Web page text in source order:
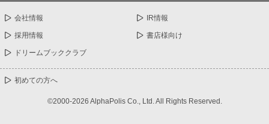
会社情報 IR情報
採用情報 書店様向け
ドリームブッククラブ
初めての方へ
©2000-2026 AlphaPolis Co., Ltd. All Rights Reserved.